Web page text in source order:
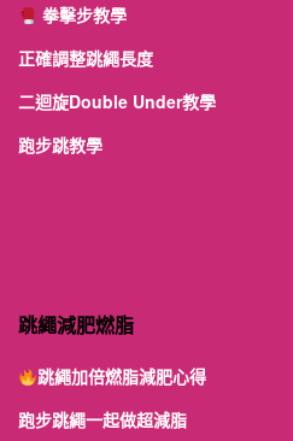
拳擊步教學
正確調整跳繩長度
二迴旋Double Under教學
跑步跳教學
跳繩減肥燃脂
跳繩加倍燃脂減肥心得
跑步跳繩一起做超減脂